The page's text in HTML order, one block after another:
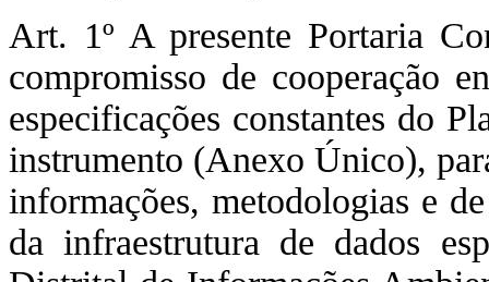
Art. 1º A presente Portaria
compromisso de cooperação
especificações constantes do
instrumento (Anexo Único),
informações, metodologias e
da infraestrutura de dados